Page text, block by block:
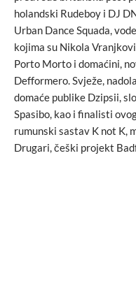
holandski Rudeboy i DJ
Urban Dance Squada,
kojima su Nikola
Porto Morto i domaćini,
Defformero. Svježe,
domaće publike Dzipsii,
Spasibo, kao i finalisti
rumunski sastav K not K,
Drugari, češki projekt